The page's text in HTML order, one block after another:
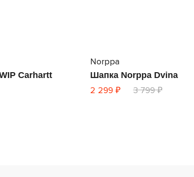
Carhartt
Norppa
Шапка Norppa Dvina
2 299 ₽ 3 799 ₽